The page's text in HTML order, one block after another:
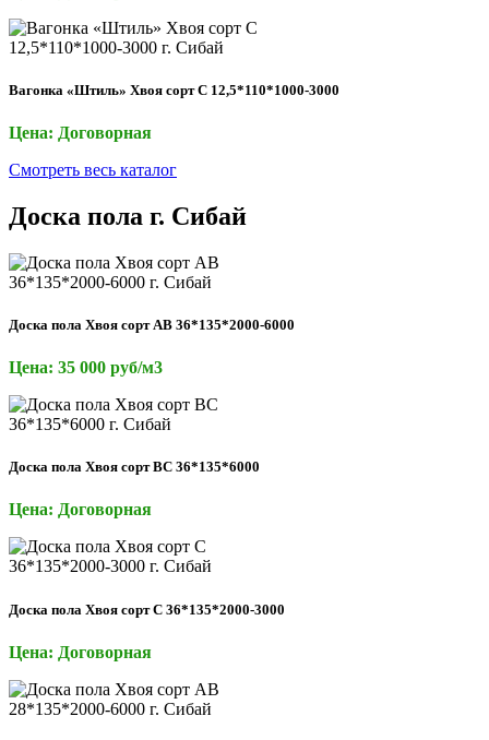
Вагонка «Штиль» Хвоя сорт С 12,5*110*1000-3000
Цена: Договорная
Смотреть весь каталог
Доска пола г. Сибай
Доска пола Хвоя сорт АВ 36*135*2000-6000
Цена: 35 000 руб/м3
Доска пола Хвоя сорт ВС 36*135*6000
Цена: Договорная
Доска пола Хвоя сорт С 36*135*2000-3000
Цена: Договорная